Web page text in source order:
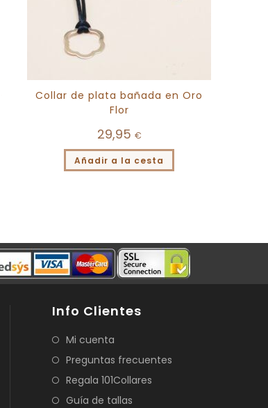
Collar de plata bañada en Oro
Flor
29,95 €
Añadir a la cesta
Info Clientes
Mi cuenta
Preguntas frecuentes
Regala 101Collares
Guía de tallas